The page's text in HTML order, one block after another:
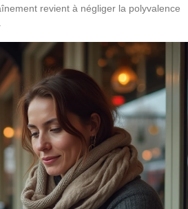
revient à négliger la polyvalence